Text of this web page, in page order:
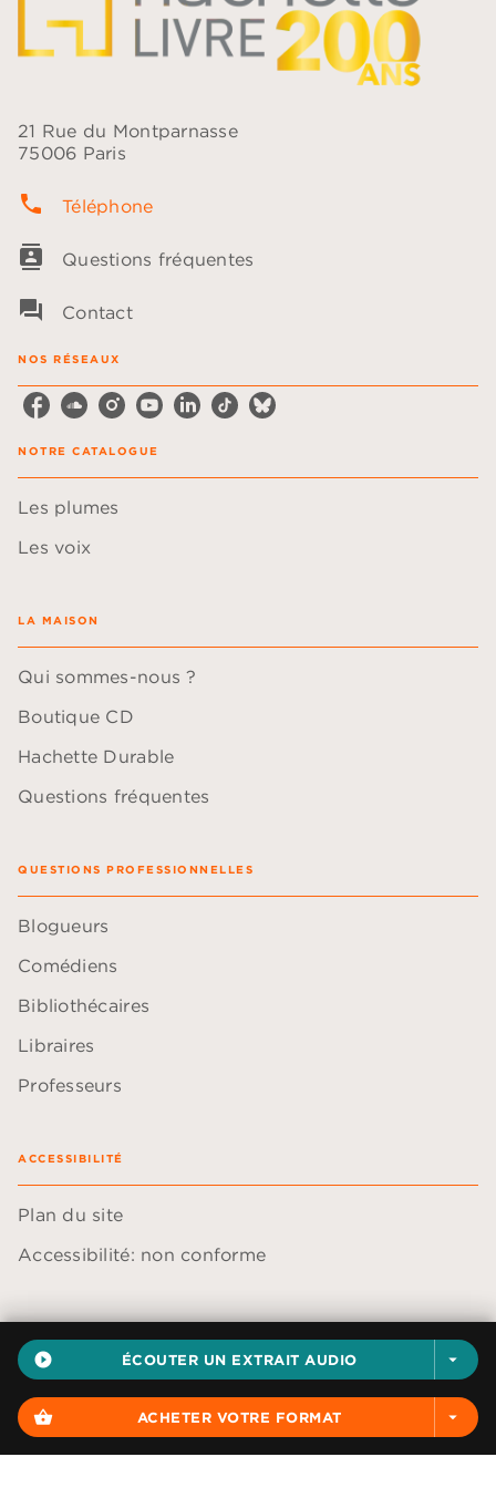
play_circle_filled ÉCOUTER UN EXTRAIT AUDIO arrow_drop_down
shopping_basket ACHETER VOTRE FORMAT arrow_drop_down
21 Rue du Montparnasse
75006 Paris
phone Téléphone
contacts Questions fréquentes
question_answer Contact
NOS RÉSEAUX
NOTRE CATALOGUE
Les plumes
Les voix
LA MAISON
Qui sommes-nous ?
Boutique CD
Hachette Durable
Questions fréquentes
QUESTIONS PROFESSIONNELLES
Blogueurs
Comédiens
Bibliothécaires
Libraires
Professeurs
ACCESSIBILITÉ
Plan du site
Accessibilité: non conforme
Données personnelles
Paramétrer vos cookies
Mentions légales
Conditions générales d'utilisation